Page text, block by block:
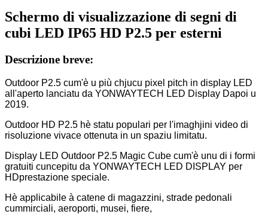
Schermo di visualizzazione di segni di
cubi LED IP65 HD P2.5 per esterni
Descrizione breve:
Outdoor P2.5 cum'è u più chjucu pixel pitch in display LED
all'aperto lanciatu da YONWAYTECH LED Display Dapoi u
2019.
Outdoor HD P2.5 hè statu populari per l'imaghjini video di
risoluzione vivace ottenuta in un spaziu limitatu.
Display LED Outdoor P2.5 Magic Cube cum'è unu di i formi
gratuiti cuncepitu da YONWAYTECH LED DISPLAY per
HDprestazione speciale.
Hè applicabile à catene di magazzini, strade pedonali
cummirciali, aeroporti, musei, fiere,